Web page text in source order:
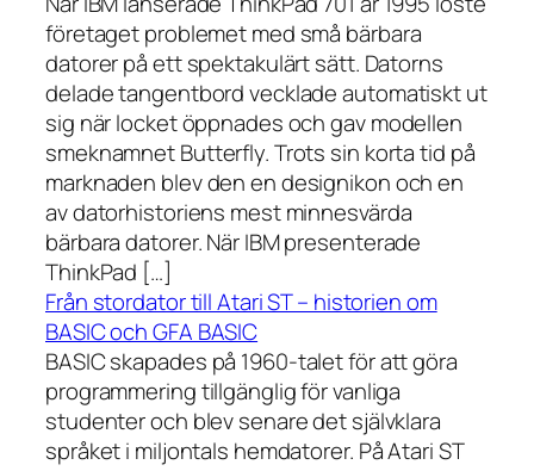
företaget problemet med små bärbara
datorer på ett spektakulärt sätt. Datorns
delade tangentbord vecklade automatiskt ut
sig när locket öppnades och gav modellen
smeknamnet Butterfly. Trots sin korta tid på
marknaden blev den en designikon och en
av datorhistoriens mest minnesvärda
bärbara datorer. När IBM presenterade
ThinkPad […]
Från stordator till Atari ST – historien om
BASIC och GFA BASIC
BASIC skapades på 1960-talet för att göra
programmering tillgänglig för vanliga
studenter och blev senare det självklara
språket i miljontals hemdatorer. På Atari ST